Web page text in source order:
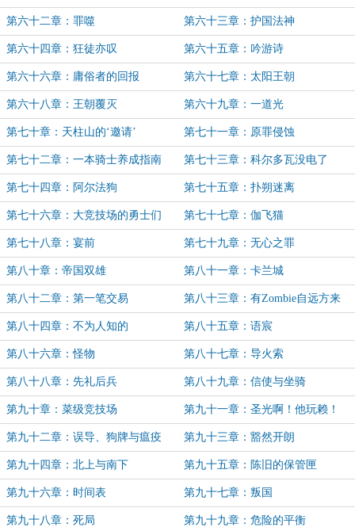
第六十二章：罪噬 第六十三章：护国法神
第六十四章：狂徒亦叹 第六十五章：吟游诗
第六十六章：庸俗者的回报 第六十七章：太阳王朝
第六十八章：王朝覆灭 第六十九章：一道光
第七十章：天柱山的‘邀请’ 第七十一章：原罪侵蚀
第七十二章：一本骑士养成指南 第七十三章：科尔多瓦没电了
第七十四章：阿尔法狗 第七十五章：扑朔迷离
第七十六章：大竞技场的勇士们 第七十七章：伽飞猫
第七十八章：宴前 第七十九章：无心之罪
第八十章：帝国双雄 第八十一章：卡兰城
第八十二章：第一笔交易 第八十三章：有Zombie自远方来
第八十四章：不为人知的 第八十五章：语宸
第八十六章：怪物 第八十七章：导火索
第八十八章：先礼后兵 第八十九章：信使与坐骑
第九十章：菜级竞技场 第九十一章：圣光啊！他玩赖！
第九十二章：误导、狗牌与瘟疫 第九十三章：豁然开朗
第九十四章：北上与南下 第九十五章：陈旧的保管匣
第九十六章：时间表 第九十七章：叛国
第九十八章：死局 第九十九章：危险的平衡